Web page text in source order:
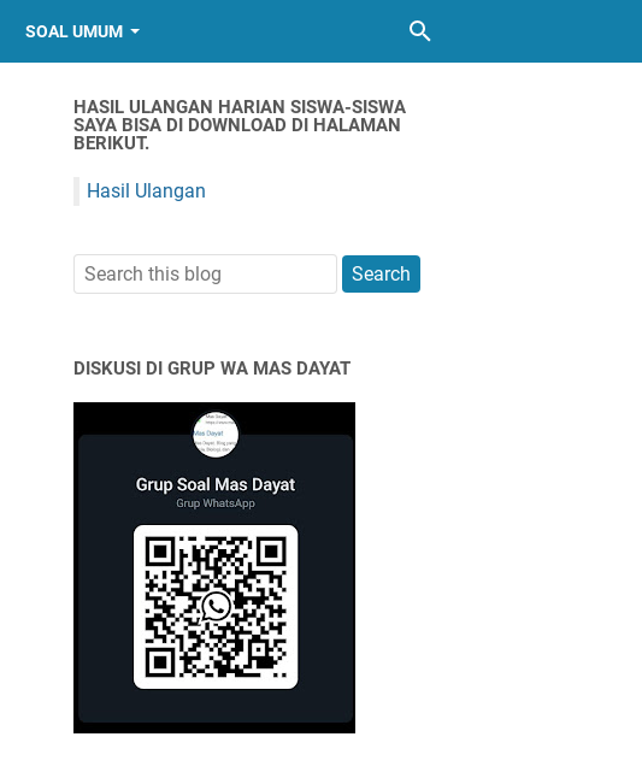
SOAL UMUM
HASIL ULANGAN HARIAN SISWA-SISWA
SAYA BISA DI DOWNLOAD DI HALAMAN
BERIKUT.
Hasil Ulangan
DISKUSI DI GRUP WA MAS DAYAT